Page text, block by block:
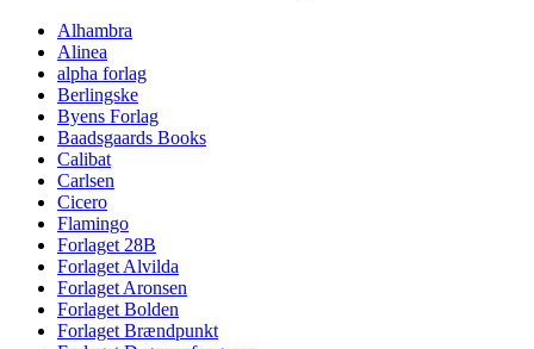
Alhambra
Alinea
alpha forlag
Berlingske
Byens Forlag
Baadsgaards Books
Calibat
Carlsen
Cicero
Flamingo
Forlaget 28B
Forlaget Alvilda
Forlaget Aronsen
Forlaget Bolden
Forlaget Brændpunkt